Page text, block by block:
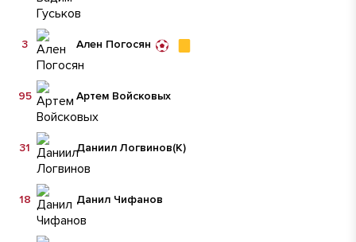
Ален Погосян
3
Артем Войсковых
95
Даниил Логвинов(К)
31
Данил Чифанов
18